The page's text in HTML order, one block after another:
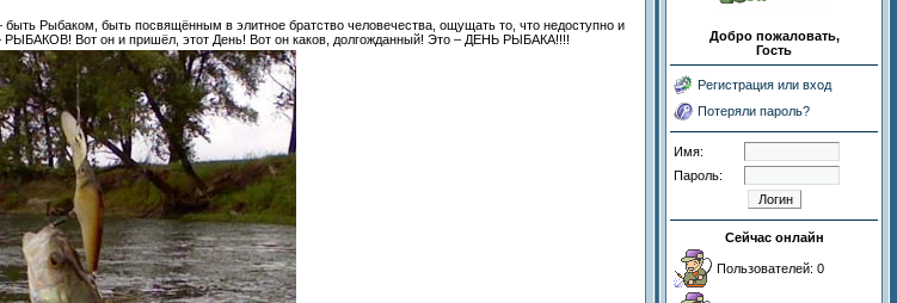
Рыбаком, быть посвящённым в элитное братство человечества, ощущать то, что недоступно и
РЫБАКОВ! Вот он и пришёл, этот День! Вот он каков, долгожданный! Это – ДЕНЬ РЫБАКА!!!!
Добро пожаловать,
Гость
Регистрация или вход
Потеряли пароль?
Имя:
Пароль:
Сейчас онлайн
Пользователей: 0